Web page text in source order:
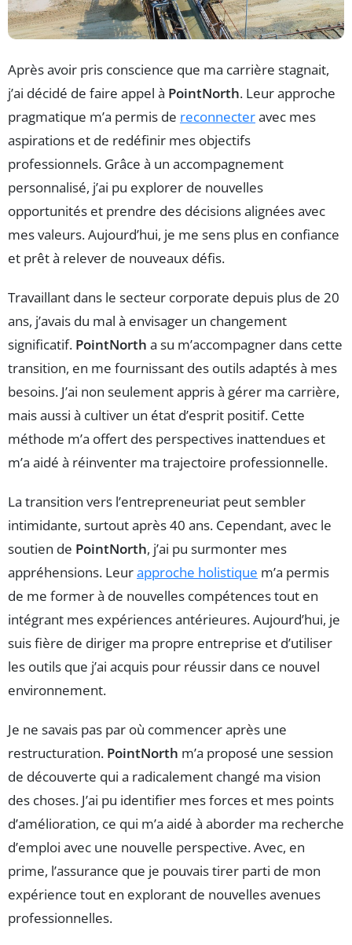
Après avoir pris conscience que ma carrière stagnait,
j’ai décidé de faire appel à PointNorth. Leur approche
pragmatique m’a permis de reconnecteravec mes
aspirations et de redéfinir mes objectifs
professionnels. Grâce à un accompagnement
personnalisé, j’ai pu explorer de nouvelles
opportunités et prendre des décisions alignées avec
mes valeurs. Aujourd’hui, je me sens plus en confiance
et prêt à relever de nouveaux défis.
Travaillant dans le secteur corporate depuis plus de 20
ans, j’avais du mal à envisager un changement
significatif. PointNorth a su m’accompagner dans cette
transition, en me fournissant des outils adaptés à mes
besoins. J’ai non seulement appris à gérer ma carrière,
mais aussi à cultiver un état d’esprit positif. Cette
méthode m’a offert des perspectives inattendues et
m’a aidé à réinventer ma trajectoire professionnelle.
La transition vers l’entrepreneuriat peut sembler
intimidante, surtout après 40 ans. Cependant, avec le
soutien de PointNorth, j’ai pu surmonter mes
appréhensions. Leurapproche holistique m’a permis
de me former à de nouvelles compétences tout en
intégrant mes expériences antérieures. Aujourd’hui, je
suis fière de diriger ma propre entreprise et d’utiliser
les outils que j’ai acquis pour réussir dans ce nouvel
environnement.
Je ne savais pas par où commencer après une
restructuration. PointNorth m’a proposé une session
de découverte qui a radicalement changé ma vision
des choses. J’ai pu identifier mes forces et mes points
d’amélioration, ce qui m’a aidé à aborder ma recherche
d’emploi avec une nouvelle perspective. Avec, en
prime, l’assurance que je pouvais tirer parti de mon
expérience tout en explorant de nouvelles avenues
professionnelles.